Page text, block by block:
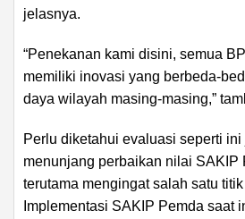
jelasnya.
“Penekanan kami disini, semua
memiliki inovasi yang berbeda-
daya wilayah masing-masing,”
Perlu diketahui evaluasi seperti
menunjang perbaikan nilai SAKIP
terutama mengingat salah satu
Implementasi SAKIP Pemda saat